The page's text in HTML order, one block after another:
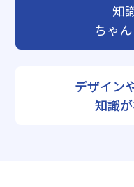
知
ちゃ
デザイン
知識